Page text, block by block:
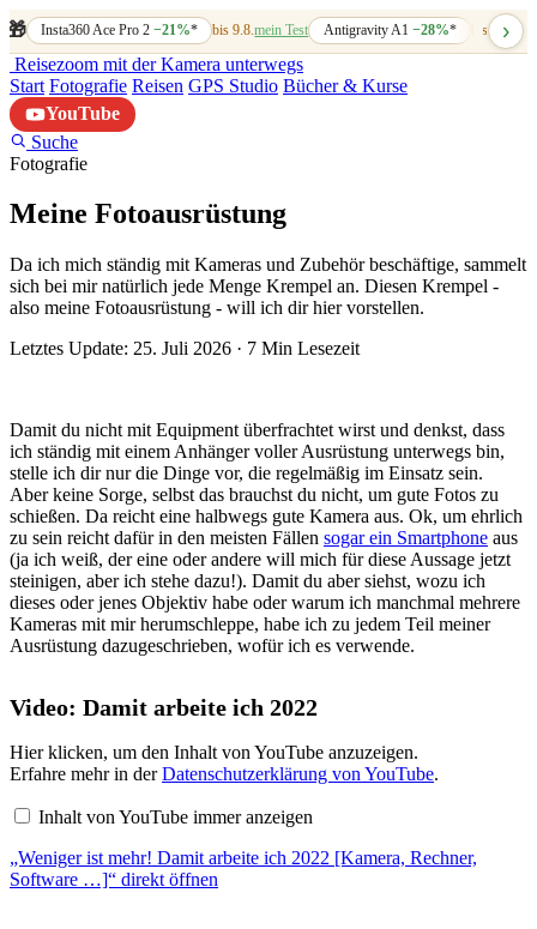
🎁 Insta360 Ace Pro 2−21%* bis 9.8.mein Test Antigravity A1 −28%* bis 7.8.
›
Reisezoom mit der Kamera unterwegs
Start Fotografie Reisen GPS Studio Bücher & Kurse
YouTube
Suche
Fotografie
Meine Fotoausrüstung
Da ich mich ständig mit Kameras und Zubehör beschäftige, sammelt
sich bei mir natürlich jede Menge Krempel an. Diesen Krempel -
also meine Fotoausrüstung - will ich dir hier vorstellen.
Letztes Update: 25. Juli 2026 · 7 Min Lesezeit
Damit du nicht mit Equipment überfrachtet wirst und denkst, dass
ich ständig mit einem Anhänger voller Ausrüstung unterwegs bin,
stelle ich dir nur die Dinge vor, die regelmäßig im Einsatz sein.
Aber keine Sorge, selbst das brauchst du nicht, um gute Fotos zu
schießen. Da reicht eine halbwegs gute Kamera aus. Ok, um ehrlich
zu sein reicht dafür in den meisten Fällen sogar ein Smartphone aus
(ja ich weiß, der eine oder andere will mich für diese Aussage jetzt
steinigen, aber ich stehe dazu!). Damit du aber siehst, wozu ich
dieses oder jenes Objektiv habe oder warum ich manchmal mehrere
Kameras mit mir herumschleppe, habe ich zu jedem Teil meiner
Ausrüstung dazugeschrieben, wofür ich es verwende.
Video: Damit arbeite ich 2022
„Weniger
ist
mehr!
Damit
arbeite
2022
[Kamera,
Rechner,
Hier klicken, um den Inhalt von YouTube anzuzeigen.
Erfahre mehr in derDatenschutzerklärung von YouTube.
Inhalt von YouTube immer anzeigen
„Weniger ist mehr! Damit arbeite ich 2022 [Kamera, Rechner,
Software …]“ direkt öffnen